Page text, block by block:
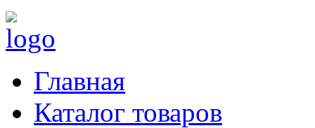
Главная
Каталог товаров